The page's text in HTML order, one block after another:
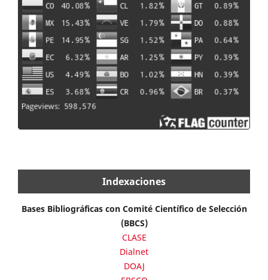
Indexaciones
Bases Bibliográficas con Comité Científico de Selección
(BBCS)
CLASE
Dialnet
DOAJ